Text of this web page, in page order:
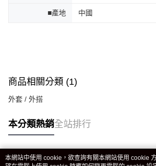
■產地 中國
商品相關分類 (1)
外套 / 外搭
本分類熱銷全站排行
熱門標籤
本網站中使用 cookie，欲查詢有關本網站使用 cookie